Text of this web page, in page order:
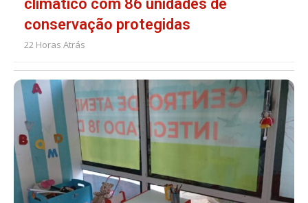
climático com 86 unidades de
conservação protegidas
22 Horas Atrás